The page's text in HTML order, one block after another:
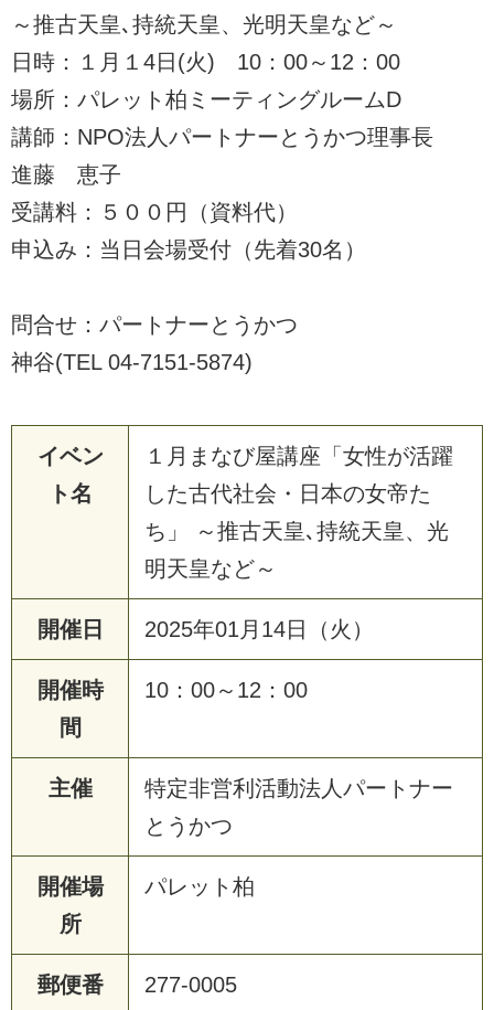
～推古天皇､持統天皇、光明天皇など～
日時：１月１4日(火) 10：00～12：00
場所：パレット柏ミーティングルームD
講師：NPO法人パートナーとうかつ理事長
進藤 恵子
受講料：５００円（資料代）
申込み：当日会場受付（先着30名）
問合せ：パートナーとうかつ
神谷(TEL 04-7151-5874)
イベン
ト名
１月まなび屋講座「女性が活躍
した古代社会・日本の女帝た
ち」 ～推古天皇､持統天皇、光
明天皇など～
開催日 2025年01月14日（火）
開催時
間
10：00～12：00
主催
特定非営利活動法人パートナー
とうかつ
開催場
所
パレット柏
郵便番
277-0005